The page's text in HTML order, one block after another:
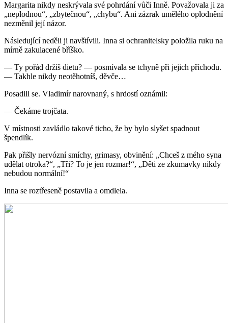
Margarita nikdy neskrývala své pohrdání vůči Inně. Považovala ji za
„neplodnou“, „zbytečnou“, „chybu“. Ani zázrak umělého oplodnění
nezměnil její názor.
Následující neděli ji navštívili. Inna si ochranitelsky položila ruku na
mírně zakulacené bříško.
— Ty pořád držíš dietu? — posmívala se tchyně při jejich příchodu.
— Takhle nikdy neotěhotníš, děvče…
Posadili se. Vladimír narovnaný, s hrdostí oznámil:
— Čekáme trojčata.
V místnosti zavládlo takové ticho, že by bylo slyšet spadnout
špendlík.
Pak přišly nervózní smíchy, grimasy, obvinění: „Chceš z mého syna
udělat otroka?“, „Tři? To je jen rozmar!“, „Děti ze zkumavky nikdy
nebudou normální!“
Inna se roztřeseně postavila a omdlela.